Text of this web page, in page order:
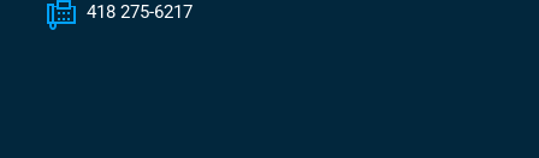
418 275-6217